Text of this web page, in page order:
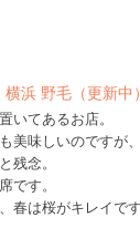
横浜 野毛（更新中）
いてあるお店。
美味しいのですが
残念。
です。
春は桜がキレイで